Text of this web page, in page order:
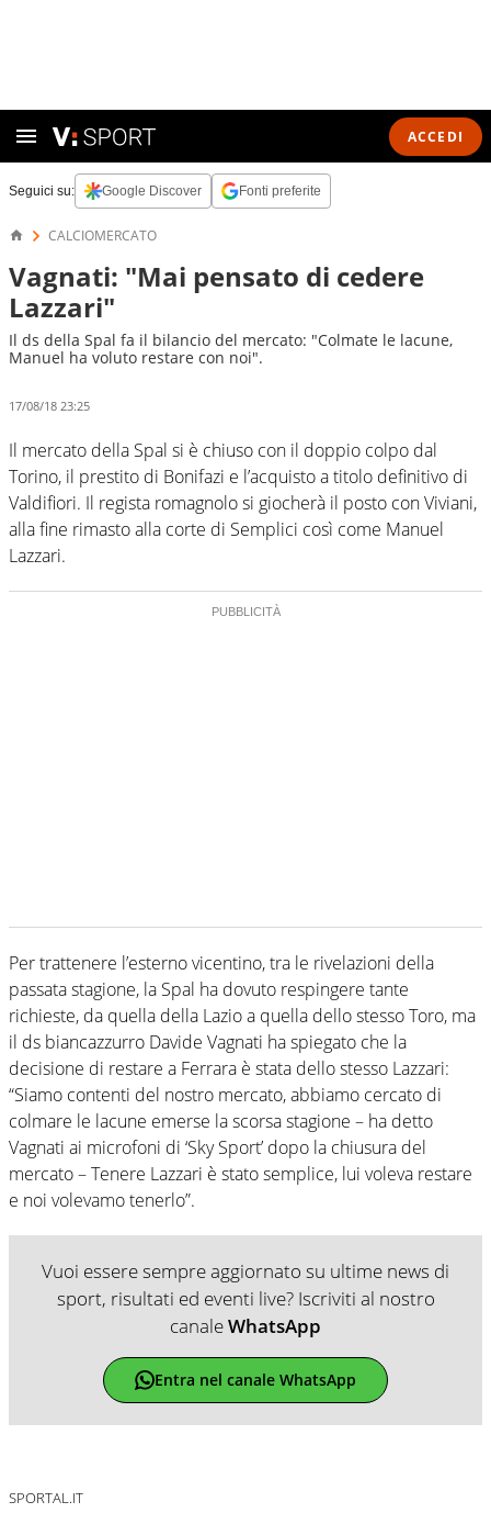
ACCEDI
Seguici su: Google Discover Fonti preferite
CALCIOMERCATO
Vagnati: "Mai pensato di cedere
Lazzari"
Il ds della Spal fa il bilancio del mercato: "Colmate le lacune,
Manuel ha voluto restare con noi".
17/08/18 23:25
Il mercato della Spal si è chiuso con il doppio colpo dal
Torino, il prestito di Bonifazi e l’acquisto a titolo definitivo di
Valdifiori. Il regista romagnolo si giocherà il posto con Viviani,
alla fine rimasto alla corte di Semplici così come Manuel
Lazzari.
Per trattenere l’esterno vicentino, tra le rivelazioni della
passata stagione, la Spal ha dovuto respingere tante
richieste, da quella della Lazio a quella dello stesso Toro, ma
il ds biancazzurro Davide Vagnati ha spiegato che la
decisione di restare a Ferrara è stata dello stesso Lazzari:
“Siamo contenti del nostro mercato, abbiamo cercato di
colmare le lacune emerse la scorsa stagione – ha detto
Vagnati ai microfoni di ‘Sky Sport’ dopo la chiusura del
mercato – Tenere Lazzari è stato semplice, lui voleva restare
e noi volevamo tenerlo”.
Vuoi essere sempre aggiornato su ultime news di
sport, risultati ed eventi live? Iscriviti al nostro
canaleWhatsApp
Entra nel canale WhatsApp
SPORTAL.IT